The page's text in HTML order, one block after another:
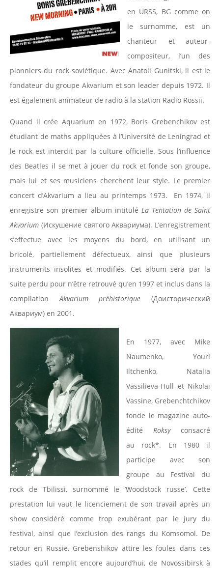
en URSS, BG comme on
le surnomme, est un
chanteur et auteur-
compositeur, l’un des
pionniers du rock soviétique. Avec Anatoli Gunitski, il est le
fondateur du groupe Akvarium et son leader depuis 1972. Il
est également animateur de radio à la station Radio Rossii.
Quand il crée Aquarium en 1972, Boris Grebenchikov est
étudiant de maths appliquées à l’Université de Leningrad et
le rock est interdit par la culture officielle. Sous l’influence
des Beatles il se met à jouer du rock et fonde son groupe,
mais lui et ses musiciens cherchent leur style. Le premier
concert d’Akvarium a lieu au printemps 1973. En 1974, il
enregistre son premier album intitulé La Tentation de Saint
Akvarium (Искушение святого Аквариума). L’enregistrement
s’effectue avec les moyens du bord, en utilisant un
bricolé, partiellement défectueux, ainsi que plusieurs
instruments insolites et modifiés. Cet album sera par la
suite perdu pour n’être retrouvé qu’en 1997 et inclus dans la
compilationAkvarium préhistorique (Доисторический
Аквариум) en 2001.
En 1977, avec Mike
Naumenko, Youri
Iltchenko, Natalia
Vassilieva-Hull et Nikolaï
Vassine, Grebenchtchikov
fonde le magazine auto-
édité Roksyconsacré
au rock*. En 1980 il
participe avec son
groupe au Festival du
rock de Tbilissi, surnommé le ’Woodstock russe’. Cette
prestation lui vaut le licenciement de son travail après un
show considéré comme trop exubérant par le jury du
festival, ainsi que l’exclusion des rangs du Komsomol. De
retour en Russie, Grebenshikov attire les foules dans ces
stades qu’il remplit encore aujourd’hui, de Novossibirsk à